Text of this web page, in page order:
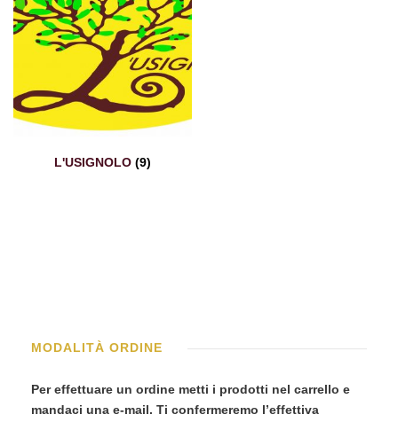
L'USIGNOLO (9)
MODALITÀ ORDINE
Per effettuare un ordine metti i prodotti nel carrello e
mandaci una e-mail. Ti confermeremo l’effettiva